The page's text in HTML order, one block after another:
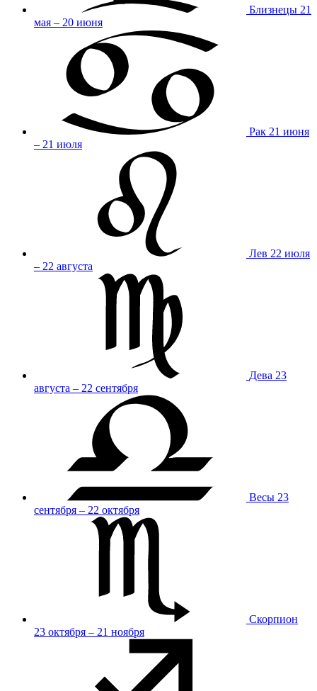
Близнецы 21
мая – 20 июня
Рак 21 июня
– 21 июля
Лев 22 июля
– 22 августа
Дева 23
августа – 22 сентября
Весы 23
сентября – 22 октября
Скорпион
23 октября – 21 ноября